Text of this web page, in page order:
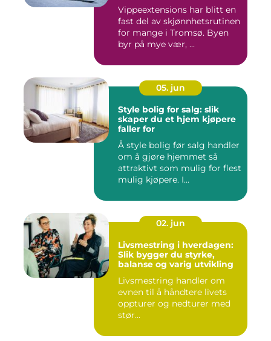
Vippeextensions har blitt en
fast del av skjønnhetsrutinen
for mange i Tromsø. Byen
byr på mye vær, ...
05. jun
Style bolig for salg: slik
skaper du et hjem kjøpere
faller for
Å style bolig før salg handler
om å gjøre hjemmet så
attraktivt som mulig for flest
mulig kjøpere. I...
02. jun
Livsmestring i hverdagen:
Slik bygger du styrke,
balanse og varig utvikling
Livsmestring handler om
evnen til å håndtere livets
oppturer og nedturer med
stør...